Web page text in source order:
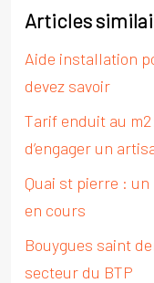
Articles
Aide installation
devez savoir
Tarif enduit au
d’engager un
Quai st pierre : un
en cours
Bouygues saint
secteur du BTP